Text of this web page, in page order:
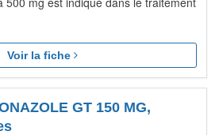
Voir la fiche
GT 150 MG,